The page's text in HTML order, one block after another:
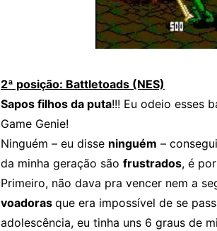
2ª posição: Battletoads (NES)
Sapos filhos da puta!!! Eu odeio esses
Game Genie!
Ninguém – eu disse ninguém –
da minha geração são frustrados, é
Primeiro, não dava pra vencer nem a
voadoras que era impossível de se
adolescência, eu tinha uns 6 graus de